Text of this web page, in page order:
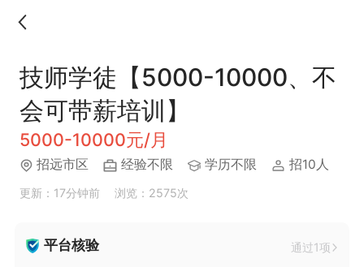
技师学徒【5000-10000、不
会可带薪培训】
5000-10000元/月
招远市区 经验不限 学历不限 招10人
更新：17分钟前 浏览：2575次
平台核验 通过1项